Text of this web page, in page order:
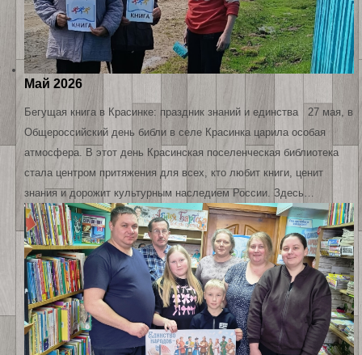
Май 2026
Бегущая книга в Красинке: праздник знаний и единства 27 мая, в
Общероссийский день библи в селе Красинка царила особая
атмосфера. В этот день Красинская поселенческая библиотека
стала центром притяжения для всех, кто любит книги, ценит
знания и дорожит культурным наследием России. Здесь…